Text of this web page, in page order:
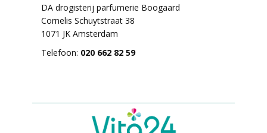
DA drogisterij parfumerie Boogaard
Cornelis Schuytstraat 38
1071 JK Amsterdam
Telefoon: 020 662 82 59